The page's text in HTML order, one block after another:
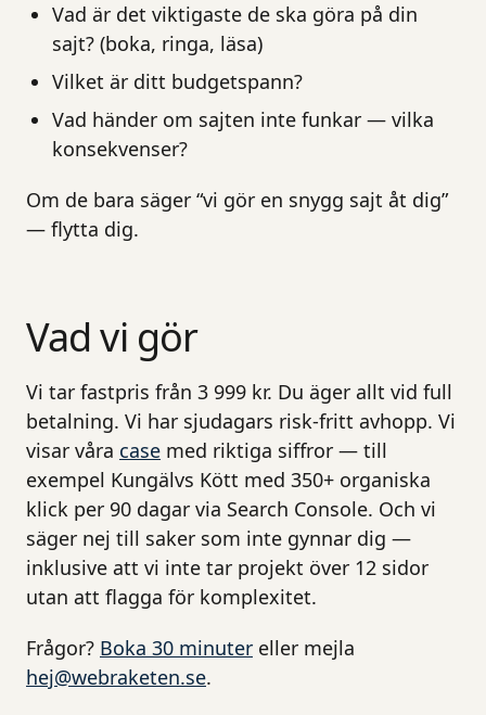
Vad är det viktigaste de ska göra på din
sajt? (boka, ringa, läsa)
Vilket är ditt budgetspann?
Vad händer om sajten inte funkar — vilka
konsekvenser?
Om de bara säger “vi gör en snygg sajt åt dig”
— flytta dig.
Vad vi gör
Vi tar fastpris från 3 999 kr. Du äger allt vid full
betalning. Vi har sjudagars risk-fritt avhopp. Vi
visar våra case med riktiga siffror — till
exempel Kungälvs Kött med 350+ organiska
klick per 90 dagar via Search Console. Och vi
säger nej till saker som inte gynnar dig —
inklusive att vi inte tar projekt över 12 sidor
utan att flagga för komplexitet.
Frågor? Boka 30 minuter eller mejla
hej@webraketen.se.